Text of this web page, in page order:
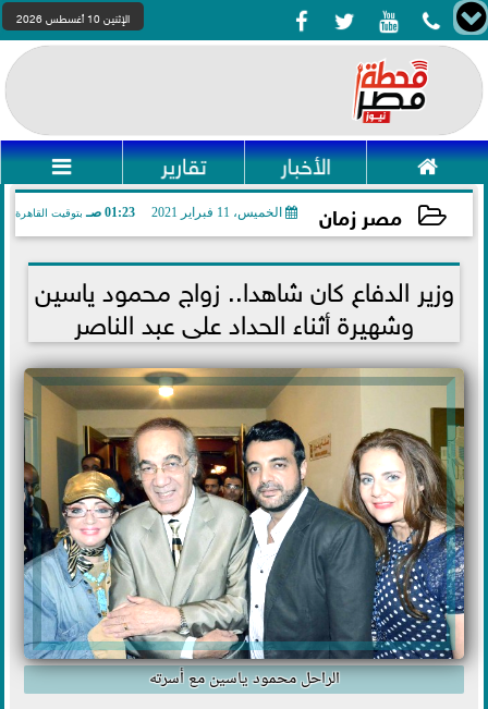
    الإثنين 10 أغسطس 2026
 الأخبار تقارير 
مصر زمان الخميس، 11 فبراير 2021 01:23 صـ بتوقيت القاهرة
2021-02-11 01:23:14
وزير الدفاع كان شاهدا.. زواج محمود ياسين
وشهيرة أثناء الحداد على عبد الناصر
الراحل محمود ياسين مع أسرته